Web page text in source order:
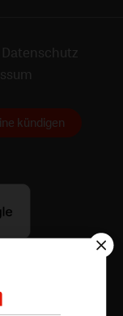
Datenschutz
kündigen